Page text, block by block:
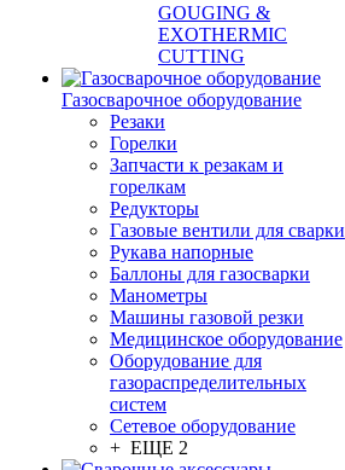
GOUGING &
EXOTHERMIC
CUTTING
Газосварочное оборудование
Резаки
Горелки
Запчасти к резакам и
горелкам
Редукторы
Газовые вентили для сварки
Рукава напорные
Баллоны для газосварки
Манометры
Машины газовой резки
Медицинское оборудование
Оборудование для
газораспределительных
систем
Сетевое оборудование
+ ЕЩЕ 2